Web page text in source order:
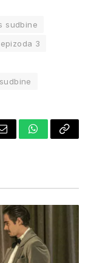
sudbine
3
Email WhatsApp
Copy